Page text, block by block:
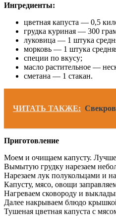
Ингредиенты:
цветная капуста — 0,5
грудка куриная — 300
луковица — 1 штука
морковь — 1 штука
специи по вкусу;
масло растительное —
сметана — 1 стакан.
ЧИТАТЬ ТАКЖЕ:
Приготовление
Моем и очищаем капусту. Лучше
Вымытую грудку нарезаем
Нарезаем лук полукольцами и
Капусту, мясо, овощи
Нагреваем сковороду и
Далее накрываем блюдо
Тушеная цветная капуста с